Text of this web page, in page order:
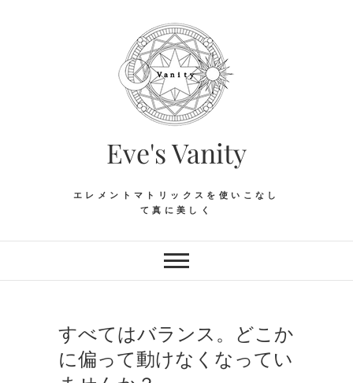
Eve's Vanity
エレメントマトリックスを使いこなし
て真に美しく
すべてはバランス。どこか
に偏って動けなくなってい